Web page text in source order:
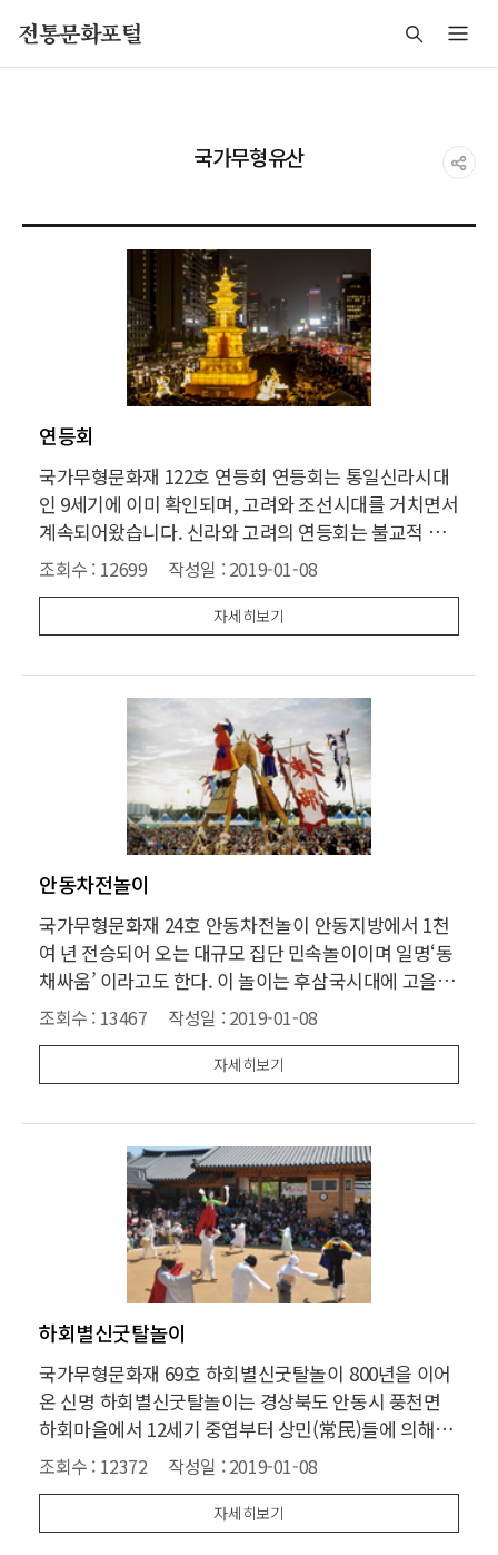
전통문화포털
국가무형유산
연등회
국가무형문화재 122호 연등회 연등회는 통일신라시대
인 9세기에 이미 확인되며, 고려와 조선시대를 거치면서
계속되어왔습니다. 신라와 고려의 연등회는 불교적 행
사였지만, 조선시대에는 민속행사로 행해졌고 해방이후
전통적인 시련, 탑돌이의 행렬 문화가 확대되어 연등행
향의 형식으로 진행되며
조회수 : 12699 작성일 :2019-01-08
자세히보기
안동차전놀이
국가무형문화재 24호 안동차전놀이 안동지방에서 1천
여 년 전승되어 오는 대규모 집단 민속놀이이며 일명‘동
채싸움’ 이라고도 한다. 이 놀이는 후삼국시대에 고을의
삼태사(김선평, 권행, 장길)가 고려의 왕건을 도와 고창
(안동의 옛 이름)전투에서 후백제의 견훤군을 무찌른 것
을 기념 하기 위해 전승되어 오는 세계 유일무이한 상무
정신이 깃든 놀이이
조회수 : 13467 작성일 :2019-01-08
자세히보기
하회별신굿탈놀이
국가무형문화재 69호 하회별신굿탈놀이 800년을 이어
온 신명 하회별신굿탈놀이는 경상북도 안동시 풍천면
하회마을에서 12세기 중엽부터 상민(常民)들에 의해서
연희(演戱)되어온 탈놀이이다. 이 탈놀이는 마을의 안
녕과 풍농을 기원하기 위하여 마을 굿의 일환으로 연희
되었다. 별신굿이란 '별나다', ' 특별나다'는 의미를 지니
고 있어 곧 별
조회수 : 12372 작성일 :2019-01-08
자세히보기